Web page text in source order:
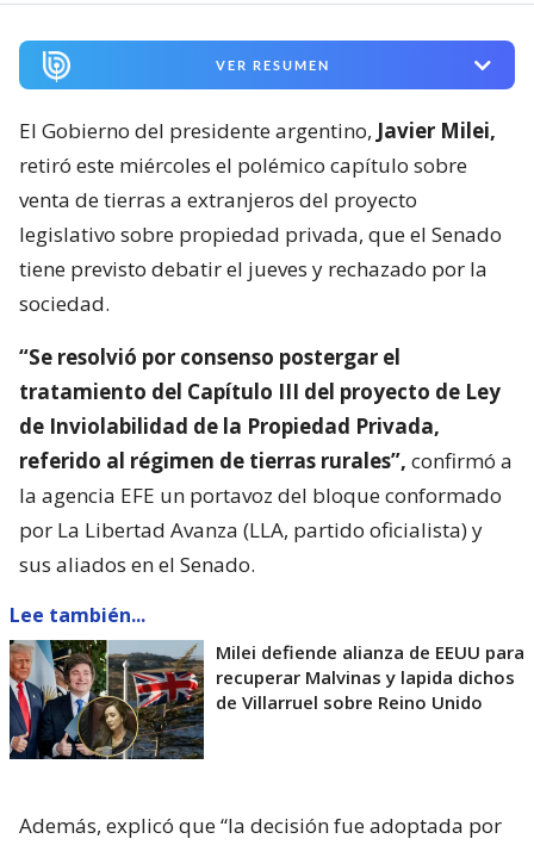
VER RESUMEN
El Gobierno del presidente argentino, Javier Milei,
retiró este miércoles el polémico capítulo sobre
venta de tierras a extranjeros del proyecto
legislativo sobre propiedad privada, que el Senado
tiene previsto debatir el jueves y rechazado por la
sociedad.
“Se resolvió por consenso postergar el
tratamiento del Capítulo III del proyecto de Ley
de Inviolabilidad de la Propiedad Privada,
referido al régimen de tierras rurales”, confirmó a
la agencia EFE un portavoz del bloque conformado
por La Libertad Avanza (LLA, partido oficialista) y
sus aliados en el Senado.
Lee también...
Milei defiende alianza de EEUU para
recuperar Malvinas y lapida dichos
de Villarruel sobre Reino Unido
Además, explicó que “la decisión fue adoptada por